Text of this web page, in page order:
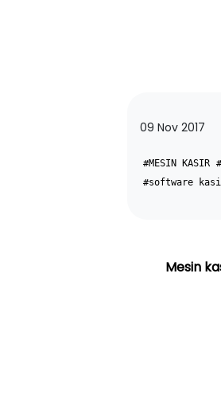
09 Nov 2017
#MESIN KASIR
#software
Mesin